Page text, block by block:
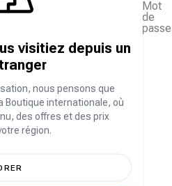
Mot
de
passe
visitiez depuis un
nous pensons que
internationale, où
des offres et des prix
région.